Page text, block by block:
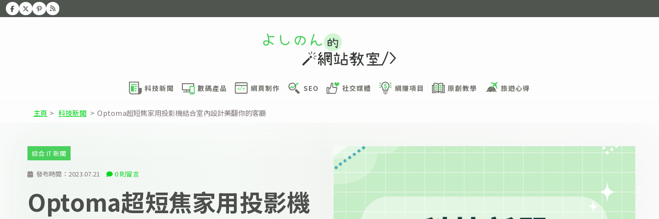
科技新聞 數碼產品 網頁制作 SEO 社交媒體 網賺項目 原創教學 旅遊心得
主頁 > 科技新聞 > Optoma超短焦家用投影機結合室內設計美翻你的客廳
發布時間： 2023.07.21 0 則留言
綜合 IT 新聞
Optoma超短焦家用投影機